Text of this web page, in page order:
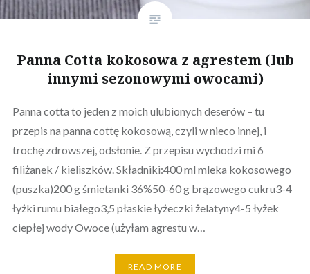
Panna Cotta kokosowa z agrestem (lub
innymi sezonowymi owocami)
Panna cotta to jeden z moich ulubionych deserów – tu
przepis na panna cottę kokosową, czyli w nieco innej, i
trochę zdrowszej, odsłonie. Z przepisu wychodzi mi 6
filiżanek / kieliszków. Składniki:400 ml mleka kokosowego
(puszka)200 g śmietanki 36%50-60 g brązowego cukru3-4
łyżki rumu białego3,5 płaskie łyżeczki żelatyny4-5 łyżek
ciepłej wody Owoce (użyłam agrestu w…
READ MORE